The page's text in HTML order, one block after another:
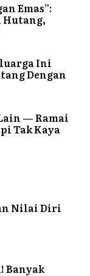
Emas”:
Hutang,
Ini
Dengan
— Ramai
Tak Kaya
Nilai Diri
Banyak